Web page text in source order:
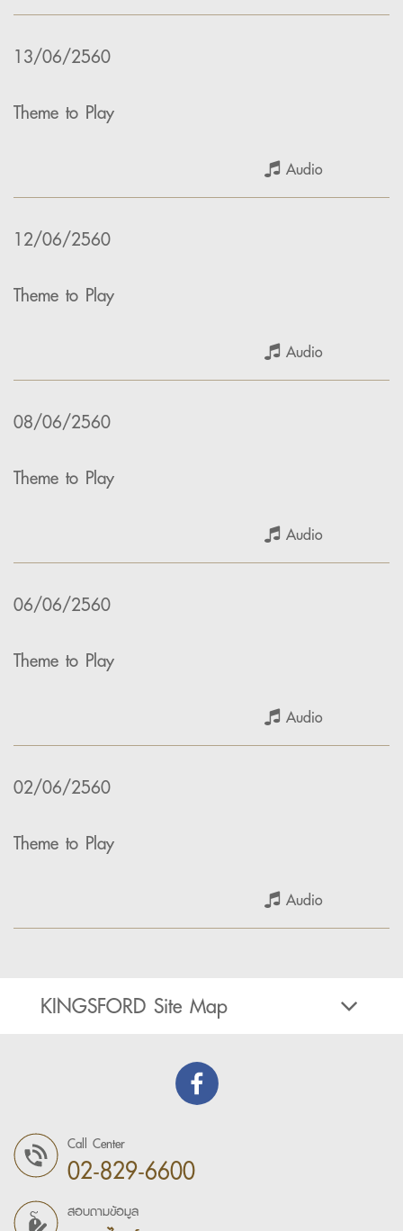
13/06/2560
Theme to Play
Audio
12/06/2560
Theme to Play
Audio
08/06/2560
Theme to Play
Audio
06/06/2560
Theme to Play
Audio
02/06/2560
Theme to Play
Audio
KINGSFORD Site Map
Call Center
02-829-6600
สอบถามข้อมูล